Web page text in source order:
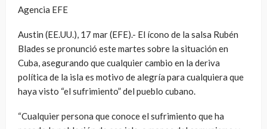
Agencia EFE
Austin (EE.UU.), 17 mar (EFE).- El ícono de la salsa Rubén
Blades se pronunció este martes sobre la situación en
Cuba, asegurando que cualquier cambio en la deriva
política de la isla es motivo de alegría para cualquiera que
haya visto “el sufrimiento” del pueblo cubano.
“Cualquier persona que conoce el sufrimiento que ha